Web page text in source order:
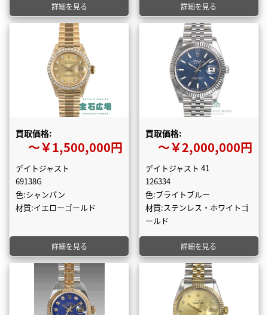
詳細を見る 詳細を見る
買取価格:
〜￥1,500,000円
デイトジャスト
69138G
色:シャンパン
材質:イエローゴールド
詳細を見る
買取価格:
〜￥2,000,000円
デイトジャスト 41
126334
色:ブライトブルー
材質:ステンレス・ホワイトゴ
ールド
詳細を見る